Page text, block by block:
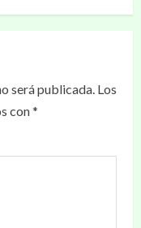
será publicada. Los
con*